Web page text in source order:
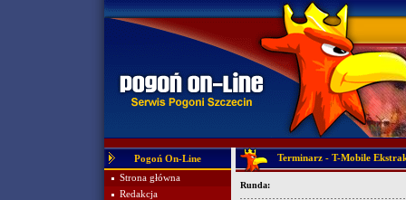
Pogoń On-Line
Strona główna
Redakcja
Terminarz - T-Mobile
Runda: